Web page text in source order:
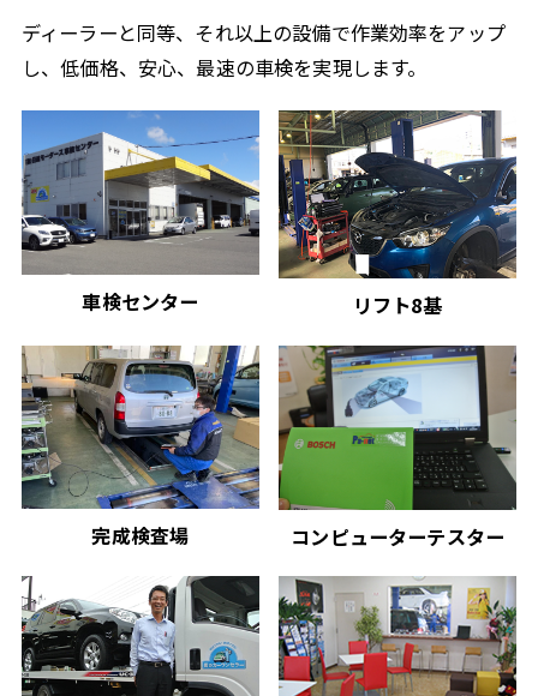
ディーラーと同等、それ以上の設備で作業効率をアップ
し、低価格、安心、最速の車検を実現します。
車検センター リフト8基
完成検査場 コンピューターテスター